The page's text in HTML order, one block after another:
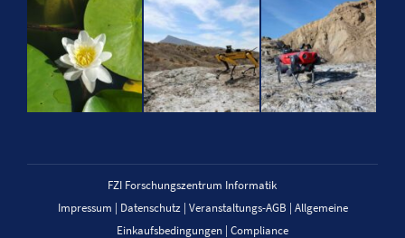
FZI Forschungszentrum Informatik
Impressum | Datenschutz| Veranstaltungs-AGB | Allgemeine
Einkaufsbedingungen | Compliance